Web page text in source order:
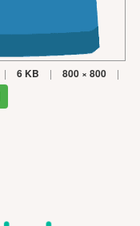
| 6 KB | 800 × 800 |